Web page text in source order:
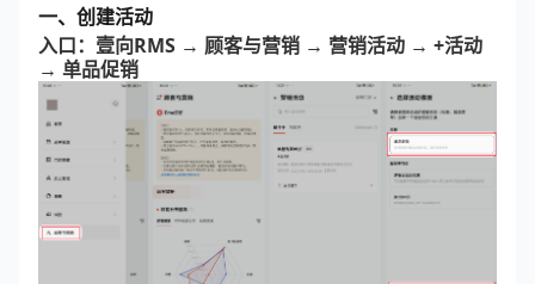
一、创建活动
入口：壹向RMS → 顾客与营销 → 营销活动 → +活动
→ 单品促销